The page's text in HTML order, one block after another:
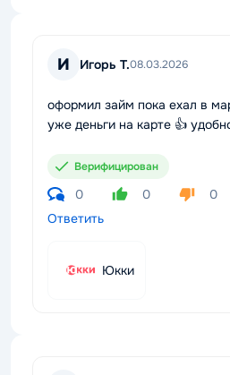
И Игорь Т.08.03.2026
оформил займ пока ехал в
уже деньги на карте 👍
Верифицирован
0 0
0
Ответить
Юкки